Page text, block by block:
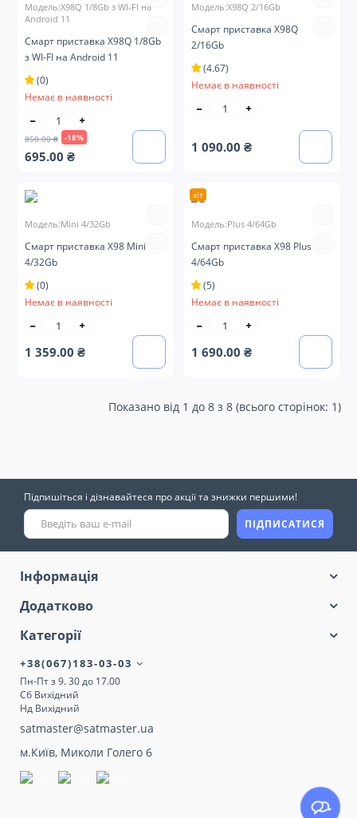
Модель:X98Q 1/8Gb з WI-FI на
Android 11
Смарт приставка X98Q 1/8Gb
з WI-FI на Android 11
(0)
Немає в наявності
850.00 ₴ -18%
695.00 ₴
Модель:X98Q 2/16Gb
Смарт приставка X98Q
2/16Gb
(4.67)
Немає в наявності
1 090.00 ₴
Модель:Mini 4/32Gb
Смарт приставка X98 Mini
4/32Gb
(0)
Немає в наявності
1 359.00 ₴
хіт
Модель:Plus 4/64Gb
Смарт приставка X98 Plus
4/64Gb
(5)
Немає в наявності
1 690.00 ₴
Показано від 1 до 8 з 8 (всього сторінок: 1)
Підпишіться і дізнавайтеся про акції та знижки першими!
ПІДПИСАТИСЯ
Інформація
Додатково
Категорії
+38(067)183-03-03
Пн-Пт з 9. 30 до 17.00
Сб Вихідний
Нд Вихідний
satmaster@satmaster.ua
м.Київ, Миколи Голего 6